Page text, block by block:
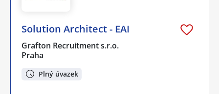
Solution Architect - EAI
Grafton Recruitment s.r.o.
Praha
Plný úvazek